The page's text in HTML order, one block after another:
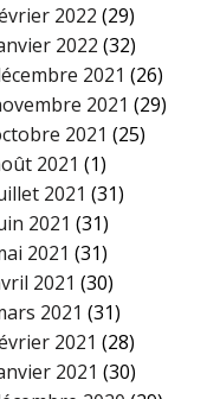
2022 (29)
2022 (32)
2021 (26)
2021 (29)
2021 (25)
2021 (1)
2021 (31)
2021 (31)
2021 (31)
2021 (30)
2021 (31)
2021 (28)
2021 (30)